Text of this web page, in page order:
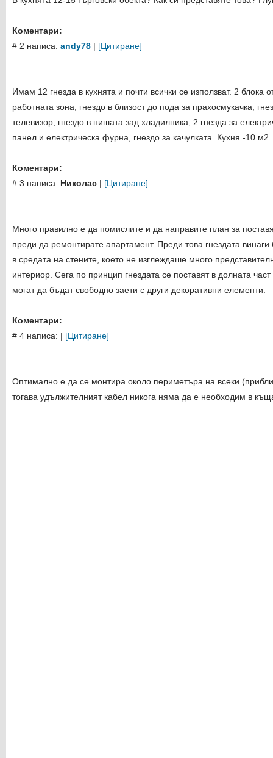
Коментари:
# 2 написа: andy78 | [Цитиране]
Имам 12 гнезда в кухнята и почти всички се използват. 2 блока
работната зона, гнездо в близост до пода за прахосмукачка,
телевизор, гнездо в нишата зад хладилника, 2 гнезда за
панел и електрическа фурна, гнездо за качулката. Кухня -10 м2.
Коментари:
# 3 написа: Николас | [Цитиране]
Много правилно е да помислите и да направите план за
преди да ремонтирате апартамент. Преди това гнездата
в средата на стените, което не изглеждаше много
интериор. Сега по принцип гнездата се поставят в долната
могат да бъдат свободно заети с други декоративни елементи.
Коментари:
# 4 написа: | [Цитиране]
Оптимално е да се монтира около периметъра на всеки
тогава удължителният кабел никога няма да е необходим в